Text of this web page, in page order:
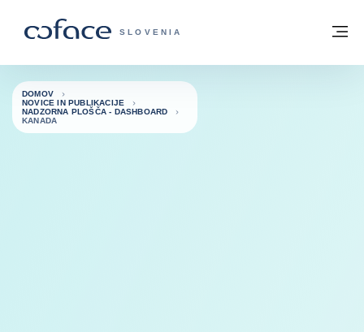
COFACE - ZAČETNA STRAN
SLOVENIA
Domov
DOMOV
NOVICE IN PUBLIKACIJE
NADZORNA PLOŠČA - DASHBOARD
KANADA